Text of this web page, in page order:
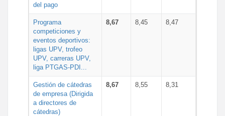
del pago
Programa
competiciones y
eventos deportivos:
ligas UPV, trofeo
UPV, carreras UPV,
liga PTGAS-PDI...
8,67 8,45 8,47
Gestión de cátedras
de empresa (Dirigida
a directores de
cátedras)
8,67 8,55 8,31